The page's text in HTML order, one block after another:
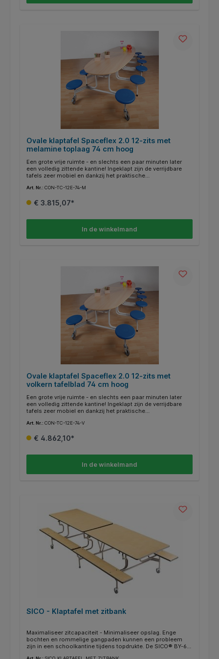
vochtige doek worden afgeveegd. Vlamvertragend in B1
Ovale klaptafel Spaceflex 2.0 12-zits met
melamine toplaag 74 cm hoog
Een grote vrije ruimte - en slechts een paar minuten later
een volledig zittende kantine! Ingeklapt zijn de verrijdbare
tafels zeer mobiel en dankzij het praktische
transportvergrendeling maakt een veilige hantering mogelijk.
van de kamer. Als de tafels eenmaal zijn samengevouwen, is
onderhoudsvriendelijk en kan uiteraard met een vochtige
doek worden afgenomen. Het frame is altijd verkrijgbaar in
Art. Nr.: CON-TC-12E-74-M
€ 3.815,07*
In de winkelmand
Ovale klaptafel Spaceflex 2.0 12-zits met
volkern tafelblad 74 cm hoog
Een grote vrije ruimte - en slechts een paar minuten later
een volledig zittende kantine! Ingeklapt zijn de verrijdbare
tafels zeer mobiel en dankzij het praktische
transportvergrendeling maakt een veilige hantering mogelijk.
van de kamer. Als de tafels eenmaal zijn samengevouwen, is
kwaliteit. Het frame is altijd verkrijgbaar in RAL 7035,
lichtgrijs.
Art. Nr.: CON-TC-12E-74-V
€ 4.862,10*
In de winkelmand
SICO - Klaptafel met zitbank
Maximaliseer zitcapaciteit - Minimaliseer opslag. Enge
bochten en rommelige gangpaden kunnen een probleem
zijn in een schoolkantine tijdens topdrukte. De SICO® BY-65